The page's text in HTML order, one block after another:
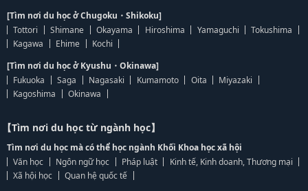
[Tìm nơi du học ở Chugoku・Shikoku]
Tottori
Shimane Okayama Hiroshima Yamaguchi
Tokushima
Kagawa
Ehime
Kochi
[Tìm nơi du học ở Kyushu・Okinawa]
Fukuoka
Saga Nagasaki Kumamoto Oita
Miyazaki
Kagoshima
Okinawa
【Tìm nơi du học từ ngành học】
Tìm nơi du học mà có thể học ngành Khối Khoa học xã hội
Văn học
Ngôn ngữ học Pháp luật
Kinh tế, Kinh doanh, Thương mại
Xã hội học
Quan hệ quốc tế